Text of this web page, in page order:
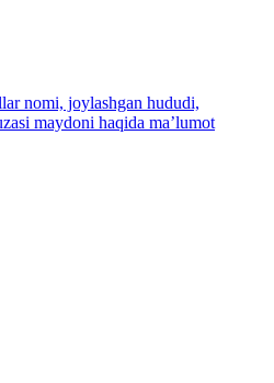
nomi, joylashgan hududi,
maydoni haqida maʼlumot